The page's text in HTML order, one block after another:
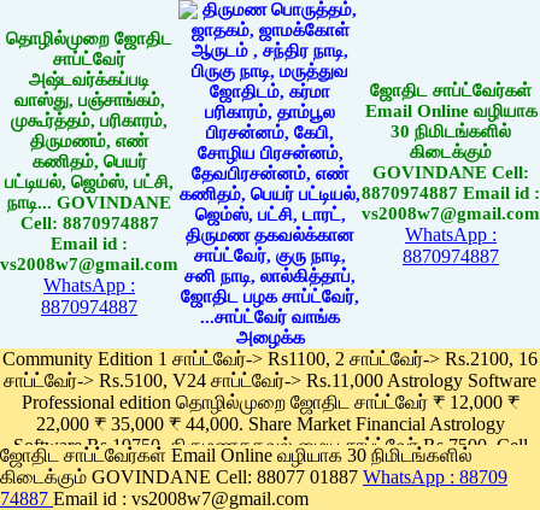
தொழில்முறை ஜோதிட
சாப்ட்வேர்
அஷ்டவர்க்கப்படி
வாஸ்து, பஞ்சாங்கம்,
முகூர்த்தம், பரிகாரம்,
திருமணம், எண்
கணிதம், பெயர்
பட்டியல், ஜெம்ஸ், பட்சி,
நாடி... GOVINDANE
Cell: 8870974887
Email id :
vs2008w7@gmail.com
WhatsApp :
8870974887
ஜோதிட சாப்ட்வேர்கள்
Email Online வழியாக
30 நிமிடங்களில்
கிடைக்கும்
GOVINDANE Cell:
8870974887 Email id :
vs2008w7@gmail.com
WhatsApp :
8870974887
Community Edition 1 சாப்ட்வேர்-> Rs1100, 2 சாப்ட்வேர்-> Rs.2100, 16
சாப்ட்வேர்-> Rs.5100, V24 சாப்ட்வேர்-> Rs.11,000 Astrology Software
Professional edition தொழில்முறை ஜோதிட சாப்ட்வேர் ₹ 12,000 ₹
22,000 ₹ 35,000 ₹ 44,000. Share Market Financial Astrology
Software Rs.19750, திருமணதகவல் மைய சாப்ட்வேர் Rs.7500, Cell
Phone App Rs. 1100
Pay online
ஜோதிட சாப்ட்வேர்கள் Email Online வழியாக 30 நிமிடங்களில்
கிடைக்கும் GOVINDANE Cell: 88077 01887 WhatsApp : 88709
74887 Email id : vs2008w7@gmail.com